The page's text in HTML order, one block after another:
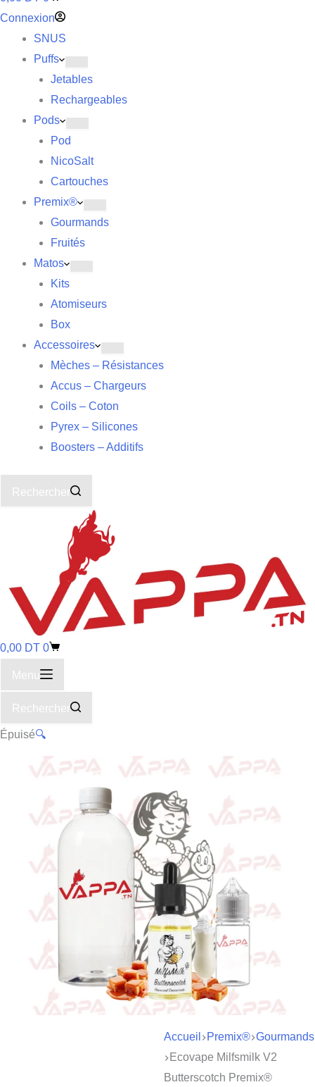
Connexion
SNUS
Puffs
Jetables
Rechargeables
Pods
Pod
NicoSalt
Cartouches
Premix®
Gourmands
Fruités
Matos
Kits
Atomiseurs
Box
Accessoires
Mèches – Résistances
Accus – Chargeurs
Coils – Coton
Pyrex – Silicones
Boosters – Additifs
Rechercher
0,00 DT 0
Menu
Rechercher
Épuisé🔍
Accueil Premix® Gourmands
Ecovape Milfsmilk V2
Butterscotch Premix®